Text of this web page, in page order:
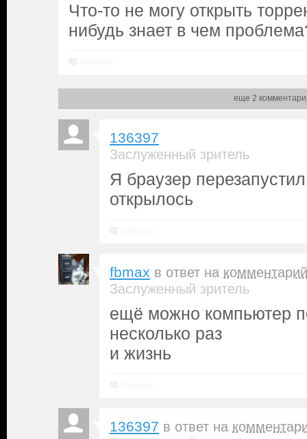
Что-то не могу открыть
нибудь знает в чем
еще 2
136397
Заслуженный зритель
Я браузер
открылось
fbmax в ответ на комментарий
Заслуженный зритель
ещё можно компьютер
несколько раз
и жизнь
136397 в ответ на